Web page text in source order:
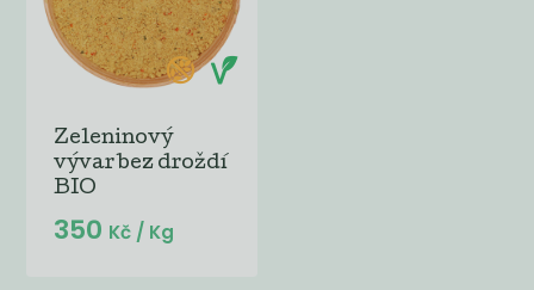
Zeleninový
vývar bez droždí
BIO
350 Kč / Kg